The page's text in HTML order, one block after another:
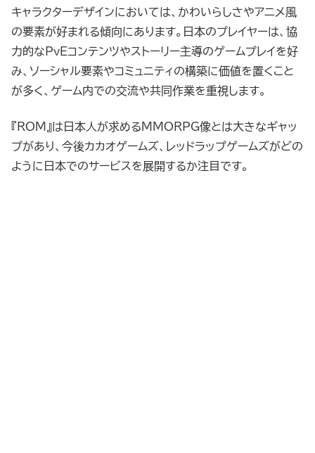
キャラクターデザインにおいては、かわいらしさやアニメ風
の要素が好まれる傾向にあります。日本のプレイヤーは、協
力的なPvEコンテンツやストーリー主導のゲームプレイを好
み、ソーシャル要素やコミュニティの構築に価値を置くこと
が多く、ゲーム内での交流や共同作業を重視します。
『ROM』は日本人が求めるMMORPG像とは大きなギャッ
プがあり、今後カカオゲームズ、レッドラップゲームズがどの
ように日本でのサービスを展開するか注目です。